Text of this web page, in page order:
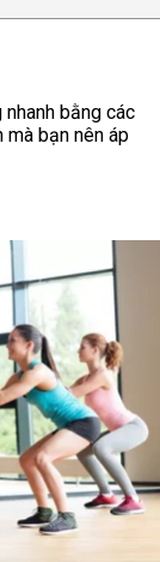
bằng các
bạn nên áp